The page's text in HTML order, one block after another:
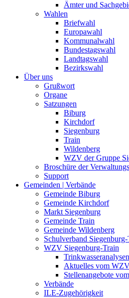
Ämter und
Wahlen
Briefwahl
Europawahl
Kommunalwahl
Bundestagswahl
Landtagswahl
Bezirkswahl
Über uns
Grußwort
Organe
Satzungen
Biburg
Kirchdorf
Siegenburg
Train
Wildenberg
WZV der Gruppe
Broschüre der
Support
Gemeinden | Verbände
Gemeinde Biburg
Gemeinde Kirchdorf
Markt Siegenburg
Gemeinde Train
Gemeinde Wildenberg
Schulverband
WZV Siegenburg-Train
Trinkwasseranalysen
Aktuelles vom
Stellenangebote
Verbände
ILE-Zugehörigkeit